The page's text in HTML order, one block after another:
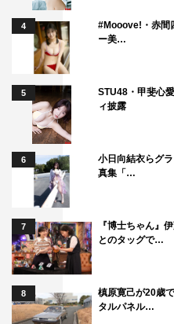
4
#Mooove!・赤間
ー美…
5
STU48・甲斐心
ィ披露
6
小日向結衣らグ
真集「…
7
『博士ちゃん』
とのタッグで…
8
槙原寛己が20歳
タルパネル…